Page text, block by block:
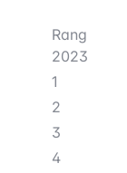
Rang
2023
1
2
3
4